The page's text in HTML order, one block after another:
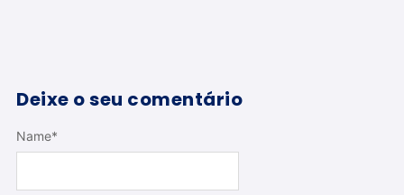
Deixe o seu comentário
Name*